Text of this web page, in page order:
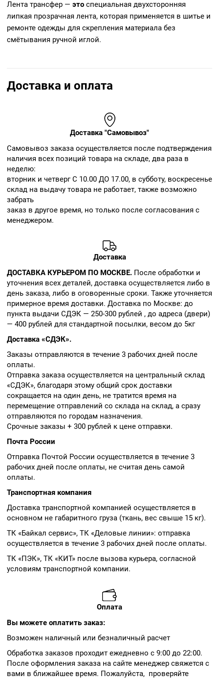
Лента трансфер — это специальная двухсторонняя
липкая прозрачная лента, которая применяется в шитье и
ремонте одежды для скрепления материала без
смётывания ручной иглой.
Доставка и оплата
Доставка "Самовывоз"
Cамовывоз заказа осуществляется после подтверждения
наличия всех позиций товара на складе, два раза в
неделю:
вторник и четверг С 10.00 ДО 17.00, в субботу, воскресенье
склад на выдачу товара не работает, также возможно
забрать
заказ в другое время, но только после согласования с
менеджером.
Доставка
ДОСТАВКА КУРЬЕРОМ ПО МОСКВЕ. После обработки и
уточнения всех деталей, доставка осуществляется либо в
день заказа, либо в оговоренные сроки. Также уточняется
примерное время доставки. Доставка по Москве: до
пункта выдачи СДЭК — 250-300 рублей , до адреса (двери)
— 400 рублей для стандартной посылки, весом до 5кг
Доставка «СДЭК».
Заказы отправляются в течение 3 рабочих дней после
оплаты.
Отправка заказа осуществляется на центральный склад
«СДЭК», благодаря этому общий срок доставки
сокращается на один день, не тратится время на
перемещение отправлений со склада на склад, а сразу
отправляются по городам назначения.
Срочные заказы + 300 рублей к цене отправки.
Почта России
Отправка Почтой России осуществляется в течение 3
рабочих дней после оплаты, не считая день самой
оплаты.
Транспортная компания
Доставка транспортной компанией осуществляется в
основном не габаритного груза (ткань, вес свыше 15 кг).
ТК «Байкал сервис», ТК «Деловые линии»: отправка
осуществляется в течение 3 рабочих дней после оплаты.
ТК «ПЭК», ТК «КИТ» после вызова курьера, согласной
условиям транспортной компании.
Оплата
Вы можете оплатить заказ:
Возможен наличный или безналичный расчет
Обработка заказов проходит ежедневно с 9:00 до 22:00.
После оформления заказа на сайте менеджер свяжется с
вами в ближайшее время. Пожалуйста, проверяйте